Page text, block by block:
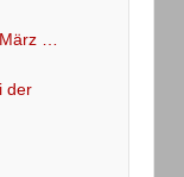
…
der